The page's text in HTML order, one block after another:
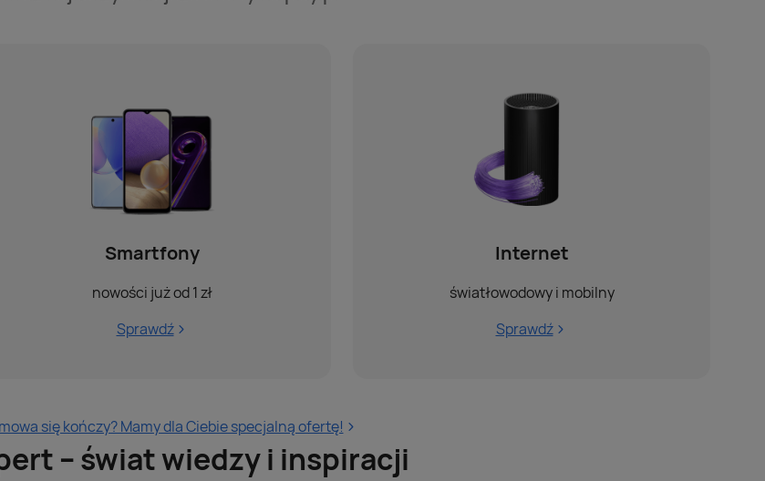
Smartfony
nowości już od 1 zł
Sprawdź
Internet
światłowodowy i mobilny
Sprawdź
się kończy? Mamy dla Ciebie specjalną ofertę!
– świat wiedzy i inspiracji